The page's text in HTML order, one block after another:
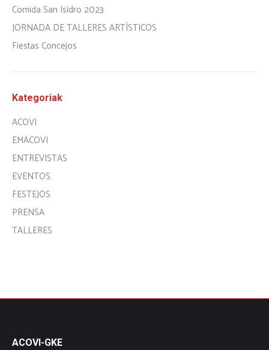
Comida San Isidro 2023
JORNADA DE TALLERES ARTÍSTICOS
Fiestas Concejos
Kategoriak
ACOVI
EMACOVI
ENTREVISTAS
EVENTOS
FESTEJOS
PRENSA
TALLERES
ACOVI-GKE